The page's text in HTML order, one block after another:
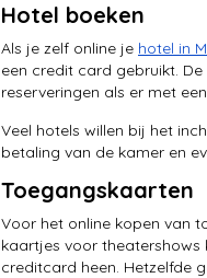
Hotel boeken
Als je zelf online je hotel in
een credit card gebruikt.
reserveringen als er met
Veel hotels willen bij het
betaling van de kamer en
Toegangskaarten
Voor het online kopen van
kaartjes voor theatershows
creditcard heen. Hetzelfde